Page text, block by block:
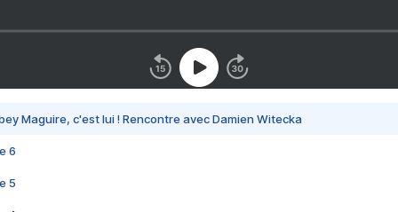
Maguire, c'est lui ! Rencontre avec Damien Witecka
6
5